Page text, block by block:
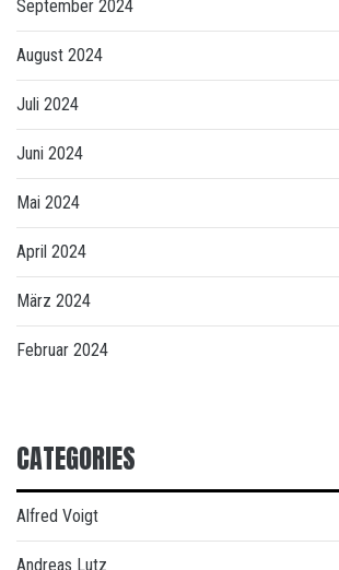
September 2024
August 2024
Juli 2024
Juni 2024
Mai 2024
April 2024
März 2024
Februar 2024
CATEGORIES
Alfred Voigt
Andreas Lutz